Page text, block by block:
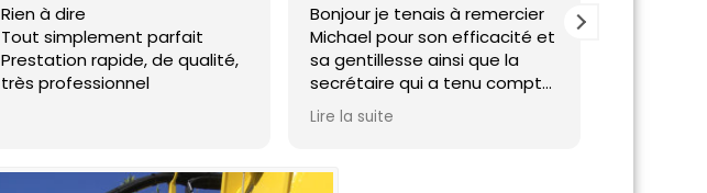
Rien à dire
Tout simplement parfait
Prestation rapide, de qualité,
très professionnel
Bonjour je tenais à remercier
Michael pour son efficacité et
sa gentillesse ainsi que la
secrétaire qui a tenu compte
de l'urgence en me
proposant un rdv avant la
vous deux ,je recommande
Lire la suite